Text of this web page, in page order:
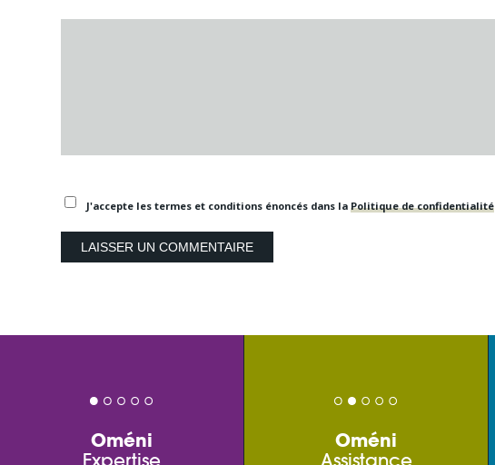
J'accepte les termes et conditions énoncés dans la Politique de confidentialité
Oméni
Oméni